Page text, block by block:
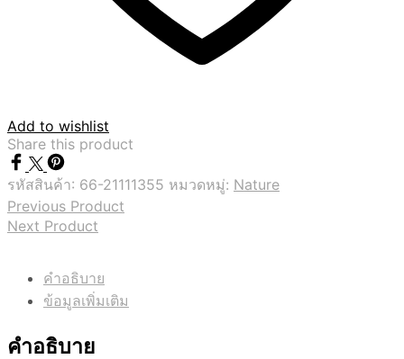
Add to wishlist
Share this product
รหัสสินค้า: 66-21111355 หมวดหมู่: Nature
Previous Product
Next Product
คำอธิบาย
ข้อมูลเพิ่มเติม
คำอธิบาย